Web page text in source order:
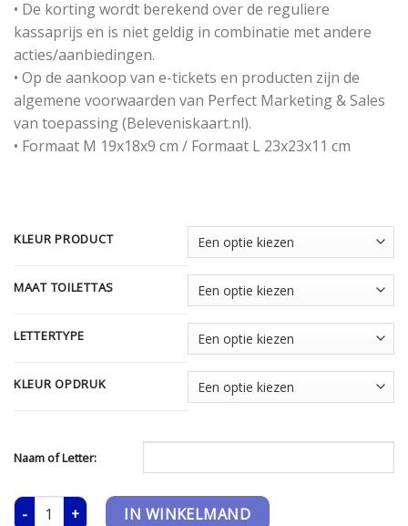
• De korting wordt berekend over de reguliere
kassaprijs en is niet geldig in combinatie met andere
acties/aanbiedingen.
• Op de aankoop van e-tickets en producten zijn de
algemene voorwaarden van Perfect Marketing & Sales
van toepassing (Beleveniskaart.nl).
• Formaat M 19x18x9 cm / Formaat L 23x23x11 cm
KLEUR PRODUCT
MAAT TOILETTAS
LETTERTYPE
KLEUR OPDRUK
Naam of Letter:
Toilettas - Canvas aantalIN WINKELMAND